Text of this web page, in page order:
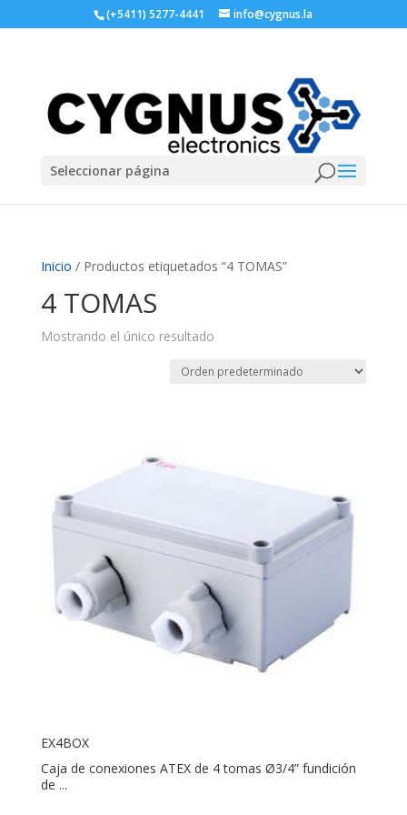
(+5411) 5277-4441 info@cygnus.la
Seleccionar página
Inicio / Productos etiquetados “4 TOMAS”
4 TOMAS
Mostrando el único resultado
EX4BOX
Caja de conexiones ATEX de 4 tomas Ø3/4” fundición
de ...